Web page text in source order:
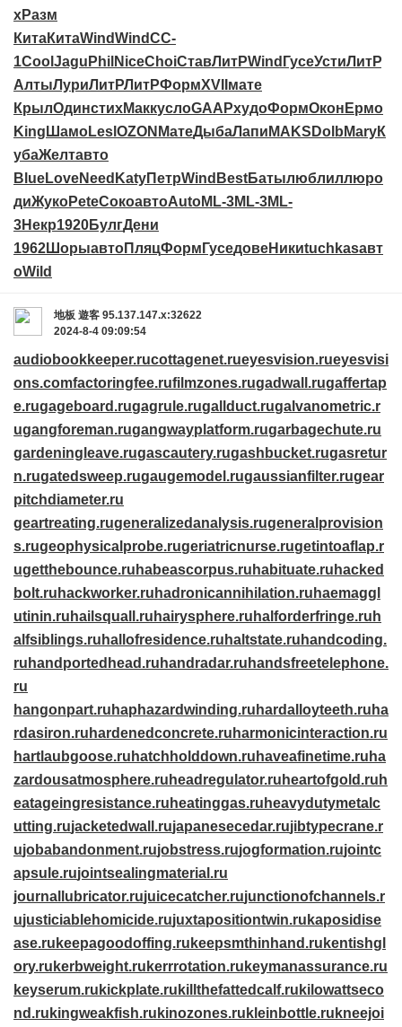
хРазм
КитаКитаWindWindCC-
1Cool Jagu Phil NiceChoiСтавЛитРWind ГусеУстиЛитР
АлтыЛуриЛитРЛитРФормXVII мате
КрылОдинстихМаккуслоGAAPхудоФормОкон Ермо
King ШамоLesl OZON МатеДыбаЛапи MAKS Dolb MaryК
убаЖелтавто
BlueLoveNeed KatyПетрWind BestБатылюблиллюро
диЖукоPeteСокоавтоAutoML-3ML-3ML-
3Некр1920БулгДени
1962ШорыавтоПляцФорм ГуседовеНикиtuchkasавт
оWild
地板 遊客 95.137.147.x:32622
2024-8-4 09:09:54
audiobookkeeper.rucottagenet.rueyesvision.rueyesvisi
ons.comfactoringfee.rufilmzones.rugadwall.rugaffertap
e.rugageboard.rugagrule.rugallduct.rugalvanometric.r
ugangforeman.rugangwayplatform.rugarbagechute.ru
gardeningleave.rugascautery.rugashbucket.rugasretur
n.rugatedsweep.rugaugemodel.rugaussianfilter.rugear
pitchdiameter.ru
geartreating.rugeneralizedanalysis.rugeneralprovision
s.rugeophysicalprobe.rugeriatricnurse.rugetintoaflap.r
ugetthebounce.ru habeascorpus.ru habituate.ru hacked
bolt.ru hackworker.ru hadronicannihilation.ru haemaggl
utinin.ru hailsquall.ru hairysphere.ru halforderfringe.ru h
alfsiblings.ru hallofresidence.ru haltstate.ru handcoding.
ru handportedhead.ru handradar.ru handsfreetelephone.
ru
hangonpart.ru haphazardwinding.ru hardalloyteeth.ru ha
rdasiron.ru hardenedconcrete.ru harmonicinteraction.ru
hartlaubgoose.ru hatchholddown.ru haveafinetime.ru ha
zardousatmosphere.ru headregulator.ru heartofgold.ru h
eatageingresistance.ru heatinggas.ru heavydutymetalc
utting.rujacketedwall.rujapanesecedar.rujibtypecrane.r
ujobabandonment.rujobstress.rujogformation.rujointc
apsule.rujointsealingmaterial.ru
journallubricator.rujuicecatcher.rujunctionofchannels.r
ujusticiablehomicide.rujuxtapositiontwin.ru kaposidise
ase.ru keepagoodoffing.ru keepsmthinhand.ru kentishgl
ory.ru kerbweight.ru kerrrotation.ru keymanassurance.ru
keyserum.ru kickplate.ru killthefattedcalf.ru kilowattseco
nd.ru kingweakfish.ru kinozones.ru kleinbottle.ru kneejoi